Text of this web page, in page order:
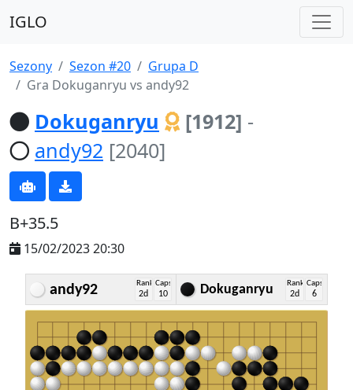
IGLO
Sezony Sezon #20
Grupa D
Gra Dokuganryu vs andy92
Dokuganryu [1912] -
andy92 [2040]
B+35.5
15/02/2023 20:30
andy92 Rank
2d
Caps
10 Dokuganryu Rank
2d
Caps
6